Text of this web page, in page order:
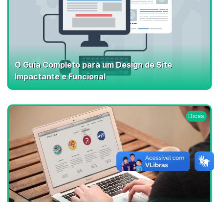
O Guia Completo para um Design de Site
Impactante e Funcional
Dicas